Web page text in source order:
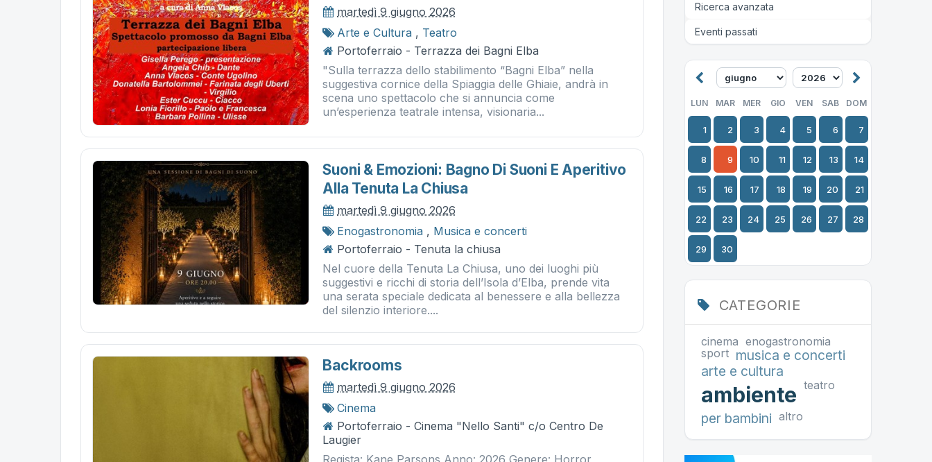
martedì 9 giugno 2026
Arte e Cultura , Teatro
Portoferraio - Terrazza dei Bagni Elba
"Sulla terrazza dello stabilimento “Bagni Elba” nella
suggestiva cornice della Spiaggia delle Ghiaie, andrà in
scena uno spettacolo che si annuncia come
un’esperienza teatrale intensa, visionaria...
Suoni & Emozioni: Bagno Di Suoni E Aperitivo
Alla Tenuta La Chiusa
martedì 9 giugno 2026
Enogastronomia , Musica e concerti
Portoferraio - Tenuta la chiusa
Nel cuore della Tenuta La Chiusa, uno dei luoghi più
suggestivi e ricchi di storia dell’Isola d’Elba, prende vita
una serata speciale dedicata al benessere e alla bellezza
del silenzio interiore....
Backrooms
martedì 9 giugno 2026
Cinema
Portoferraio - Cinema "Nello Santi" c/o Centro De
Laugier
Regista: Kane Parsons Anno: 2026 Genere: Horror
Ricerca avanzata
Eventi passati
LUN MAR MER GIO VEN SAB DOM
1 2 3 4 5 6 7
8 9 10 11 12 13 14
15 16 17 18 19 20 21
22 23 24 25 26 27 28
29 30
CATEGORIE
cinema enogastronomia
sport musica e concerti
arte e cultura
ambiente teatro
per bambini altro